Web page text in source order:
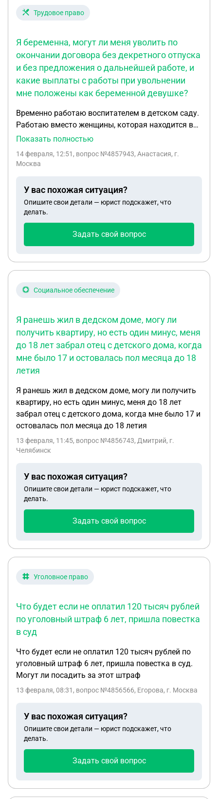
Трудовое право
Я беременна, могут ли меня уволить по
окончании договора без декретного отпуска
и без предложения о дальнейшей работе, и
какие выплаты с работы при увольнении
мне положены как беременной девушке?
Временно работаю воспитателем в детском саду.
Работаю вместо женщины, которая находится в
декретном отпуске. В мае женщина выходит из
без работы. Я беременна, могут ли меня уволить
выплаты с работы при увольнении мне положены
как беременной девушке? Трудовой договор
прикрепила
Показать полностью
14 февраля, 12:51 , вопрос №4857943, Анастасия, г.
Москва
У вас похожая ситуация?
Опишите свои детали — юрист подскажет, что
делать.
Задать свой вопрос
Социальное обеспечение
Я ранешь жил в дедском доме, могу ли
получить квартиру, но есть один минус, меня
до 18 лет забрал отец с детского дома, когда
мне было 17 и остовалась пол месяца до 18
летия
Я ранешь жил в дедском доме, могу ли получить
квартиру, но есть один минус, меня до 18 лет
забрал отец с детского дома, когда мне было 17 и
остовалась пол месяца до 18 летия
13 февраля, 11:45, вопрос №4856743, Дмитрий, г.
Челябинск
У вас похожая ситуация?
Опишите свои детали — юрист подскажет, что
делать.
Задать свой вопрос
Уголовное право
Что будет если не оплатил 120 тысяч рублей
по уголовный штраф 6 лет, пришла повестка
в суд
Что будет если не оплатил 120 тысяч рублей по
уголовный штраф 6 лет, пришла повестка в суд.
Могут ли посадить за этот штраф
13 февраля, 08:31 , вопрос №4856566, Егорова, г. Москва
У вас похожая ситуация?
Опишите свои детали — юрист подскажет, что
делать.
Задать свой вопрос